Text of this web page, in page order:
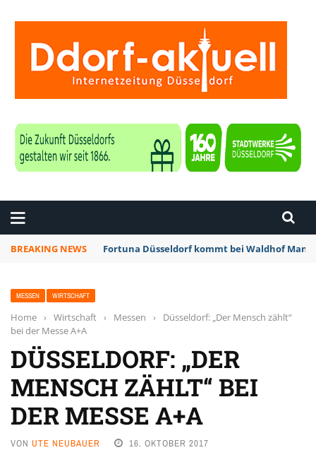
BREAKING NEWS Fortuna Düsseldorf kommt bei Waldhof
MESSEN WIRTSCHAFT
Home › Wirtschaft › Messen ›
Düsseldorf: „Der Mensch zählt“
bei der Messe A+A
DÜSSELDORF: „DER
MENSCH ZÄHLT“ BEI
DER MESSE A+A
VON UTE NEUBAUER 16. OKTOBER 2017